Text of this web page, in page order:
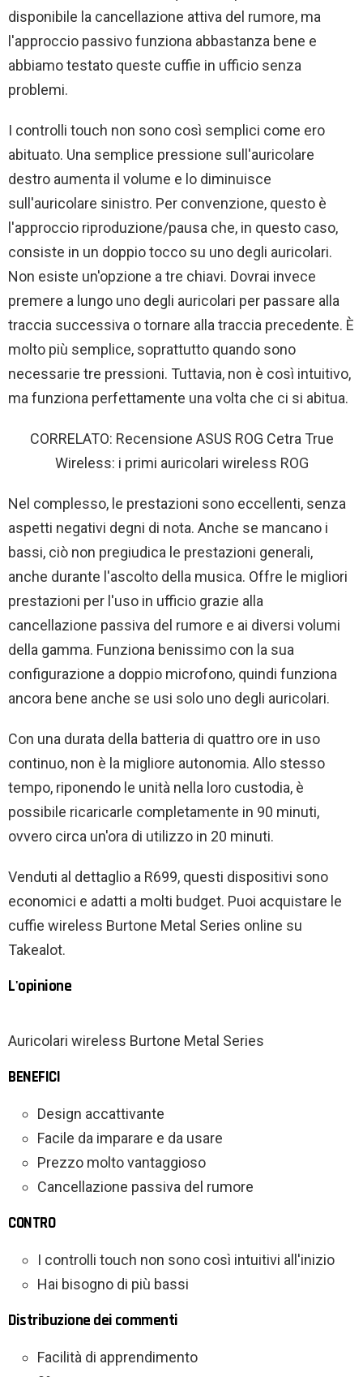
disponibile la cancellazione attiva del rumore, ma
l'approccio passivo funziona abbastanza bene e
abbiamo testato queste cuffie in ufficio senza
problemi.
I controlli touch non sono così semplici come ero
abituato. Una semplice pressione sull'auricolare
destro aumenta il volume e lo diminuisce
sull'auricolare sinistro. Per convenzione, questo è
l'approccio riproduzione/pausa che, in questo caso,
consiste in un doppio tocco su uno degli auricolari.
Non esiste un'opzione a tre chiavi. Dovrai invece
premere a lungo uno degli auricolari per passare alla
traccia successiva o tornare alla traccia precedente. È
molto più semplice, soprattutto quando sono
necessarie tre pressioni. Tuttavia, non è così intuitivo,
ma funziona perfettamente una volta che ci si abitua.
CORRELATO: Recensione ASUS ROG Cetra True
Wireless: i primi auricolari wireless ROG
Nel complesso, le prestazioni sono eccellenti, senza
aspetti negativi degni di nota. Anche se mancano i
bassi, ciò non pregiudica le prestazioni generali,
anche durante l'ascolto della musica. Offre le migliori
prestazioni per l'uso in ufficio grazie alla
cancellazione passiva del rumore e ai diversi volumi
della gamma. Funziona benissimo con la sua
configurazione a doppio microfono, quindi funziona
ancora bene anche se usi solo uno degli auricolari.
Con una durata della batteria di quattro ore in uso
continuo, non è la migliore autonomia. Allo stesso
tempo, riponendo le unità nella loro custodia, è
possibile ricaricarle completamente in 90 minuti,
ovvero circa un'ora di utilizzo in 20 minuti.
Venduti al dettaglio a R699, questi dispositivi sono
economici e adatti a molti budget. Puoi acquistare le
cuffie wireless Burtone Metal Series online su
Takealot.
L'opinione
Auricolari wireless Burtone Metal Series
BENEFICI
Design accattivante
Facile da imparare e da usare
Prezzo molto vantaggioso
Cancellazione passiva del rumore
CONTRO
I controlli touch non sono così intuitivi all'inizio
Hai bisogno di più bassi
Distribuzione dei commenti
Facilità di apprendimento